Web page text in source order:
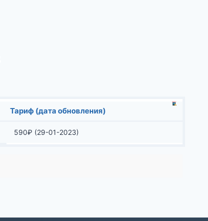
Тариф (дата обновления)
590₽ (29-01-2023)